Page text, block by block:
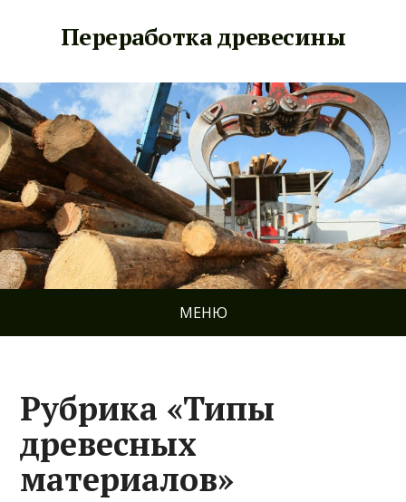
Переработка древесины
МЕНЮ
Рубрика «Типы
древесных
материалов»